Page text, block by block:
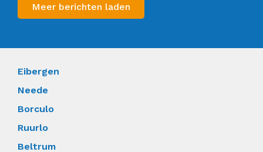
Meer berichten laden
Eibergen
Neede
Borculo
Ruurlo
Beltrum